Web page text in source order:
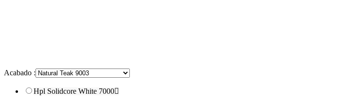
Acabado :
Hpl Solidcore White 7000